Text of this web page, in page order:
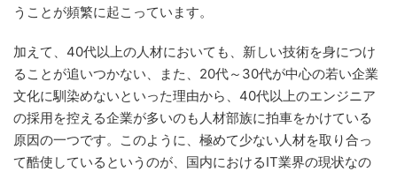
うことが頻繁に起こっています。
加えて、40代以上の人材においても、新しい技術を身につけ
ることが追いつかない、また、20代～30代が中心の若い企業
文化に馴染めないといった理由から、40代以上のエンジニア
の採用を控える企業が多いのも人材部族に拍車をかけている
原因の一つです。このように、極めて少ない人材を取り合っ
て酷使しているというのが、国内におけるIT業界の現状なの